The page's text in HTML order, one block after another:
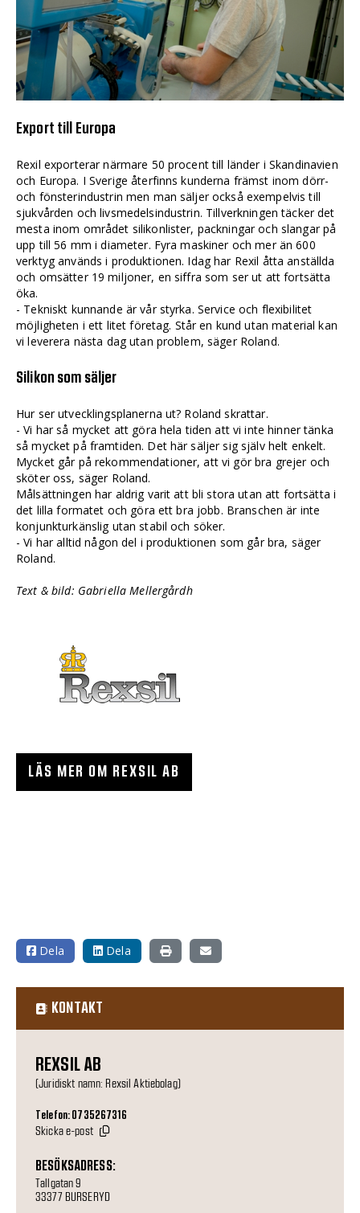
Export till Europa
Rexil exporterar närmare 50 procent till länder i Skandinavien
och Europa. I Sverige återfinns kunderna främst inom dörr-
och fönsterindustrin men man säljer också exempelvis till
sjukvården och livsmedelsindustrin. Tillverkningen täcker det
mesta inom området silikonlister, packningar och slangar på
upp till 56 mm i diameter. Fyra maskiner och mer än 600
verktyg används i produktionen. Idag har Rexil åtta anställda
och omsätter 19 miljoner, en siffra som ser ut att fortsätta
öka.
- Tekniskt kunnande är vår styrka. Service och flexibilitet
möjligheten i ett litet företag. Står en kund utan material kan
vi leverera nästa dag utan problem, säger Roland.
Silikon som säljer
Hur ser utvecklingsplanerna ut? Roland skrattar.
- Vi har så mycket att göra hela tiden att vi inte hinner tänka
så mycket på framtiden. Det här säljer sig själv helt enkelt.
Mycket går på rekommendationer, att vi gör bra grejer och
sköter oss, säger Roland.
Målsättningen har aldrig varit att bli stora utan att fortsätta i
det lilla formatet och göra ett bra jobb. Branschen är inte
konjunkturkänslig utan stabil och söker.
- Vi har alltid någon del i produktionen som går bra, säger
Roland.
Text & bild: Gabriella Mellergårdh
LÄS MER OM REXSIL AB
Dela Dela
KONTAKT
REXSIL AB
(Juridiskt namn: Rexsil Aktiebolag)
Telefon: 0735267316
Skicka e-post
BESÖKSADRESS:
Tallgatan 9
33377 BURSERYD